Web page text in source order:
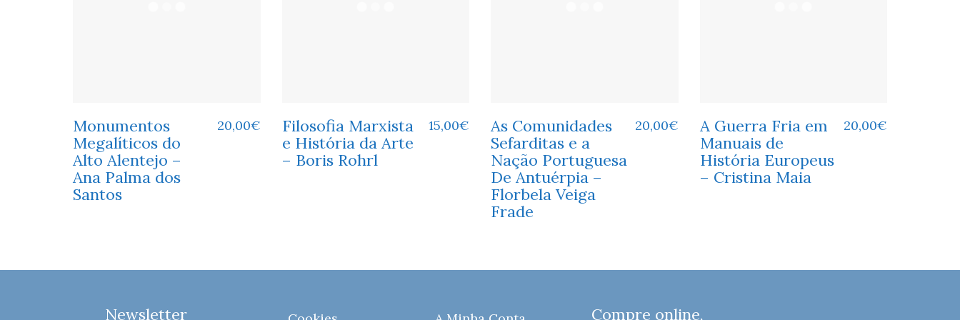
Monumentos
Megalíticos do
Alto Alentejo –
Ana Palma dos
Santos
20,00€
Filosofia Marxista
e História da Arte
– Boris Rohrl
15,00€
As Comunidades
Sefarditas e a
Nação Portuguesa
De Antuérpia –
Florbela Veiga
Frade
20,00€
A Guerra Fria em
Manuais de
História Europeus
– Cristina Maia
20,00€
Newsletter Compre online,